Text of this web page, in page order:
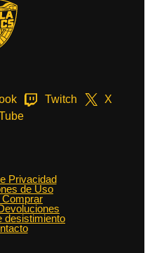
Twitch
X
Privacidad
de Uso
desistimiento